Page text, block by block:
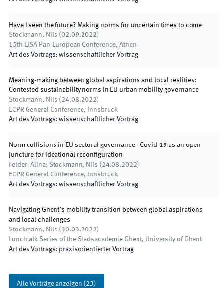
Have I seen the future? Making norms for uncertain times to come
Stockmann, Nils (02.09.2022)
15th EISA Pan-European Conference, Athen
Art des Vortrags: wissenschaftlicher Vortrag
Meaning-making between global aspirations and local realities:
Contested sustainability norms in EU urban mobility governance
Stockmann, Nils ( 24.08.2022)
ECPR General Conference,
Innsbruck
Art des Vortrags: wissenschaftlicher Vortrag
Norm collisions in EU sectoral governance - Covid-19 as an open
juncture for ideational reconfiguration
Felder, Alina; Stockmann, Nils ( 24.08.2022)
ECPR General Conference,
Innsbruck
Art des Vortrags: wissenschaftlicher Vortrag
Navigating Ghent’s mobility transition between global aspirations
and local challenges
Stockmann, Nils ( 30.03.2022)
Lunchtalk Series of the Stadsacademie Ghent, University of Ghent
Art des Vortrags: praxisorientierter Vortrag
Alle Vorträge anzeigen (23)